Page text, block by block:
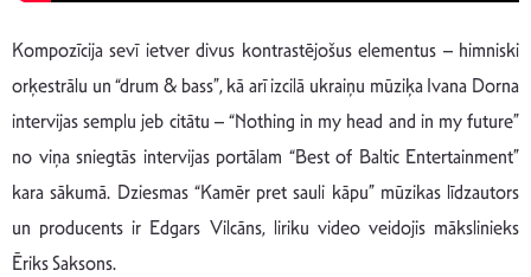
Kompozīcija sevī ietver divus kontrastējošus elementus – himniski
orķestrālu un “drum & bass”, kā arī izcilā ukraiņu mūziķa Ivana Dorna
intervijas semplu jeb citātu – “Nothing in my head and in my future”
no viņa sniegtās intervijas portālam “Best of Baltic Entertainment”
kara sākumā. Dziesmas “Kamēr pret sauli kāpu” mūzikas līdzautors
un producents ir Edgars Vilcāns, liriku video veidojis mākslinieks
Ēriks Saksons.